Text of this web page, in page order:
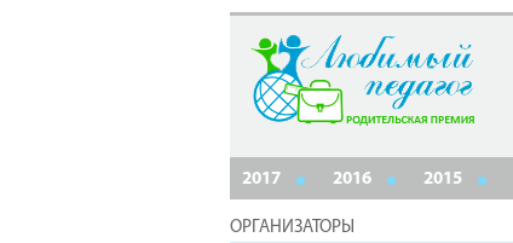
2017 2016 2015
ОРГАНИЗАТОРЫ